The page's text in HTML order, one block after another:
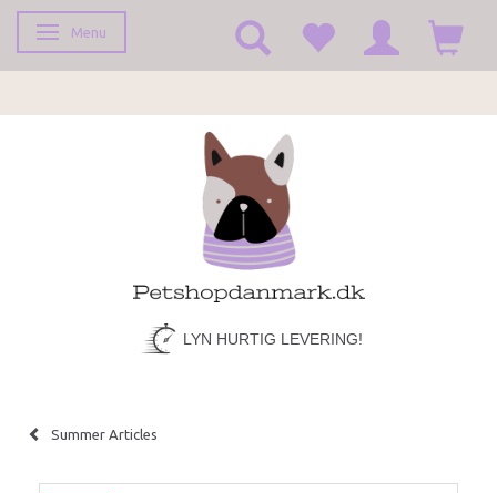
Toggle navigation
Menu
LYN HURTIG LEVERING!
Summer Articles